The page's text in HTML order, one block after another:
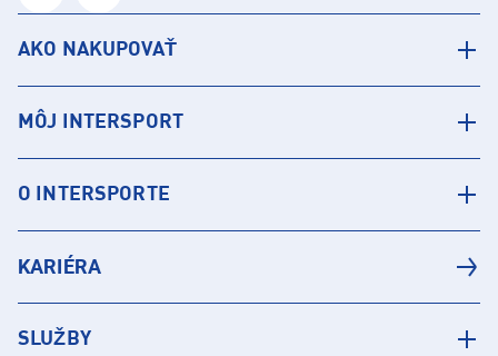
AKO NAKUPOVAŤ
MÔJ INTERSPORT
O INTERSPORTE
KARIÉRA
SLUŽBY